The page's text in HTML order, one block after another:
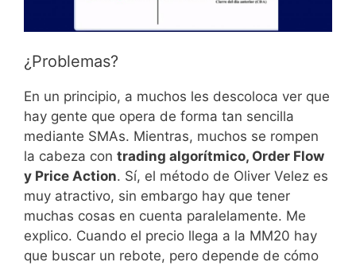
¿Problemas?
En un principio, a muchos les descoloca ver que
hay gente que opera de forma tan sencilla
mediante SMAs. Mientras, muchos se rompen
la cabeza con trading algorítmico, Order Flow
y Price Action. Sí, el método de Oliver Velez es
muy atractivo, sin embargo hay que tener
muchas cosas en cuenta paralelamente. Me
explico. Cuando el precio llega a la MM20 hay
que buscar un rebote, pero depende de cómo